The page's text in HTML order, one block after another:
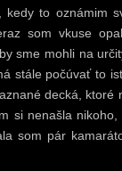
kedy to oznámim
som vkuse
sme mohli na
stále počúvať to
decká, ktoré
si nenašla
som pár